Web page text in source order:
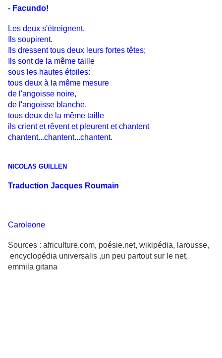
- Facundo!
Les deux s'étreignent.
Ils soupirent.
Ils dressent tous deux leurs fortes têtes;
Ils sont de la même taille
sous les hautes étoiles:
tous deux à la même mesure
de l'angoisse noire,
de l'angoisse blanche,
tous deux de la même taille
ils crient et rêvent et pleurent et chantent
chantent...chantent...chantent.
NICOLAS GUILLEN
Traduction Jacques Roumain
Caroleone
Sources : africulture.com, poésie.net, wikipédia, larousse,
encyclopédia universalis ,un peu partout sur le net,
emmila gitana